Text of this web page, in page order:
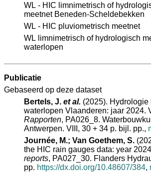
WL - HIC limnimetrisch of
meetnet Beneden-Scheldebekken
WL - HIC pluviometrisch meetnet
WL limnimetrisch of hydrologisch
waterlopen
Publicatie
Gebaseerd op deze dataset
Bertels, J. et al. (2025). Hydrologie
waterlopen Vlaanderen: jaar 2024.
Rapporten, PA026_8.
Antwerpen. VIII, 30 + 34 p. bijl. pp.,
Journée, M.; Van Goethem, S.
the HIC rain gauges data: year
reports, PA027_30. Flanders
pp. https://dx.doi.org/10.48607/384,